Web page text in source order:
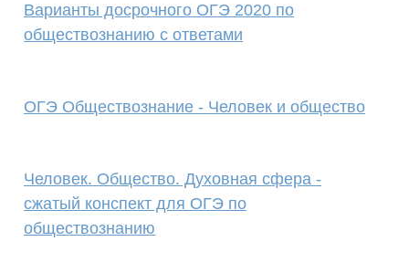
Варианты досрочного ОГЭ 2020 по
обществознанию с ответами
ОГЭ Обществознание - Человек и общество
Человек. Общество. Духовная сфера -
сжатый конспект для ОГЭ по
обществознанию